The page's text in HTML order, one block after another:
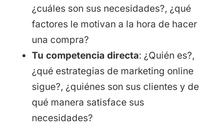
¿cuáles son sus necesidades?, ¿qué
factores le motivan a la hora de hacer
una compra?
Tu competencia directa: ¿Quién es?,
¿qué estrategias de marketing online
sigue?, ¿quiénes son sus clientes y de
qué manera satisface sus
necesidades?